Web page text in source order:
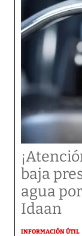
baja
agua
Idaan
INFORMACIÓN ÚTIL